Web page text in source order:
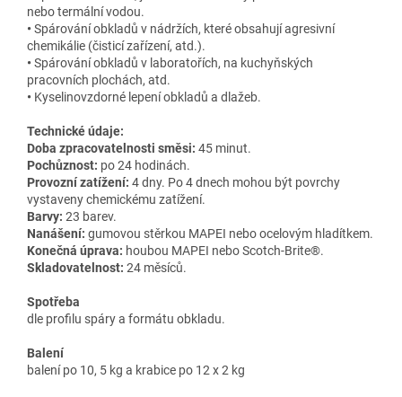
nebo termální vodou.
•Spárování obkladů v nádržích, které obsahují agresivní
chemikálie (čisticí zařízení, atd.).
•Spárování obkladů v laboratořích, na kuchyňských
pracovních plochách, atd.
• Kyselinovzdorné lepení obkladů a dlažeb.
Technické údaje:
Doba zpracovatelnosti směsi: 45 minut.
Pochůznost: po 24 hodinách.
Provozní zatížení: 4 dny. Po 4 dnech mohou být povrchy
vystaveny chemickému zatížení.
Barvy: 23 barev.
Nanášení: gumovou stěrkou MAPEI nebo ocelovým hladítkem.
Konečná úprava: houbou MAPEI nebo Scotch-Brite®.
Skladovatelnost: 24 měsíců.
Spotřeba
dle profilu spáry a formátu obkladu.
Balení
balení po 10, 5 kg a krabice po 12 x 2 kg